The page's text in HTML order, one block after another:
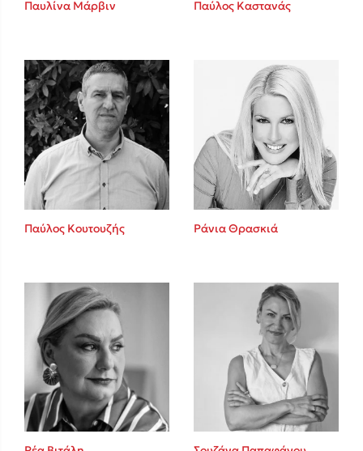
Sebastian Fitzek
Playlist
Το λεξικό της ζωής σου
Παυλίνα Μάρβιν Παύλος Καστανάς
Παύλος Κουτουζής Ράνια Θρασκιά